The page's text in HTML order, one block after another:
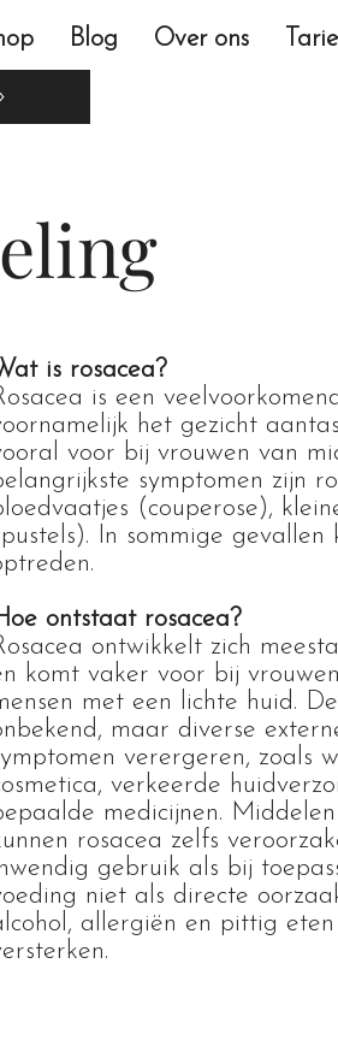
Blog Over ons
is rosacea?
is een
het gezicht
voor bij vrouwen van
symptomen zijn
(couperose),
In sommige gevallen
ontstaat rosacea?
ontwikkelt zich
komt vaker voor bij
met een lichte huid.
maar diverse
verergeren, zoals
verkeerde
medicijnen.
rosacea zelfs
gebruik als bij
niet als directe
allergiën en pittig